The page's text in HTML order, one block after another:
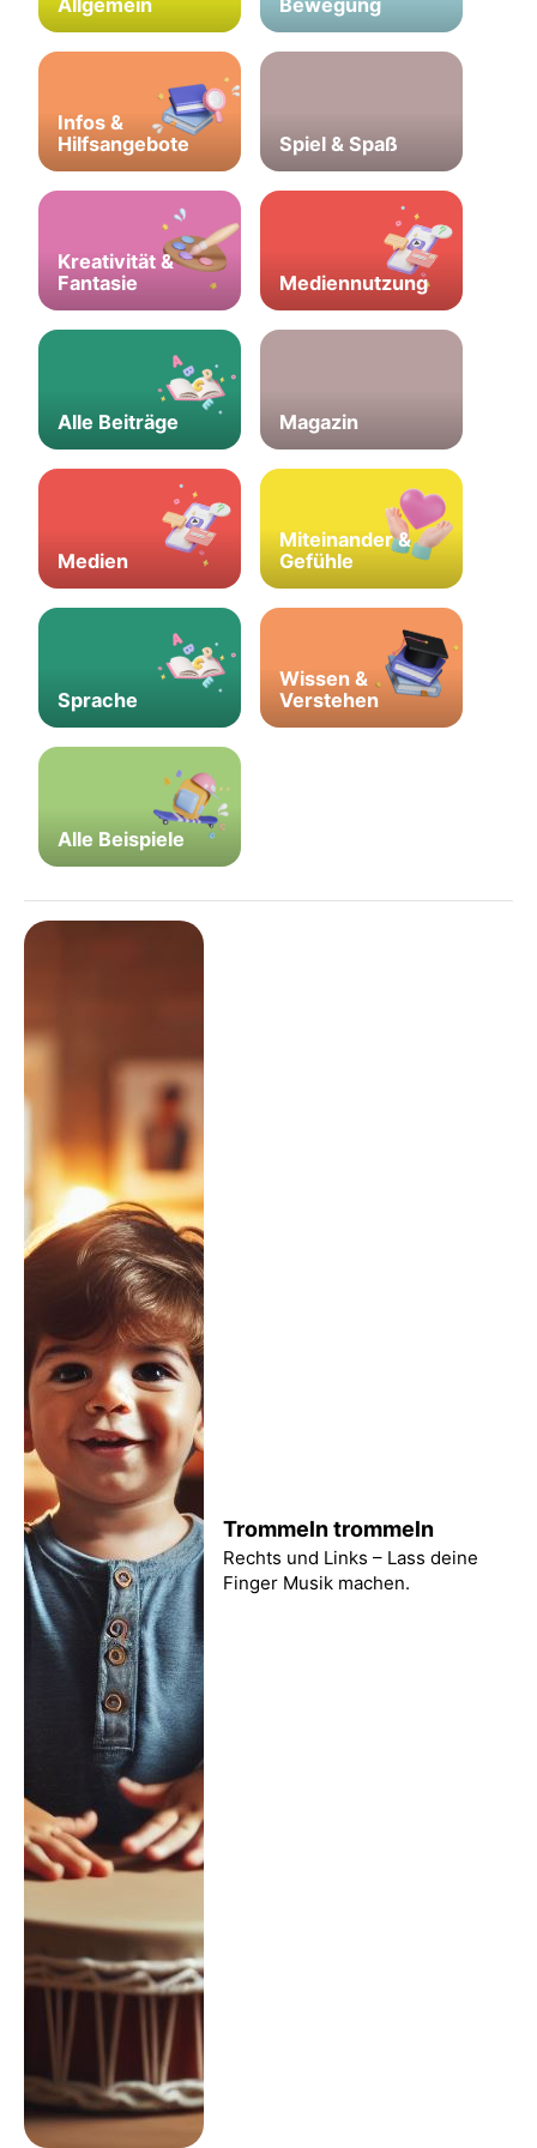
Infos &
Hilfsangebote
Spiel & Spaß
Kreativität &
Fantasie
Mediennutzung
Alle Beiträge Magazin
Medien
Miteinander &
Gefühle
Sprache
Wissen &
Verstehen
Alle Beispiele
Trommeln trommeln
Rechts und Links – Lass deine
Finger Musik machen.